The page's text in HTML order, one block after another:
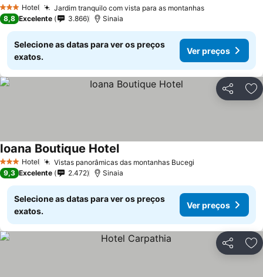
3 EstrelasHotel Jardim tranquilo com vista para as montanhasVer preços
8,8 Excelente 3.866 Sinaia
Selecione as datas para ver os preços
exatos.
Ver preços
Partilhar
3 EstrelasHotel Vistas panorâmicas das montanhas Bucegi
Ioana Boutique HotelVer preços
9,3 Excelente 2.472 Sinaia
Selecione as datas para ver os preços
exatos.
Ver preços
Partilhar